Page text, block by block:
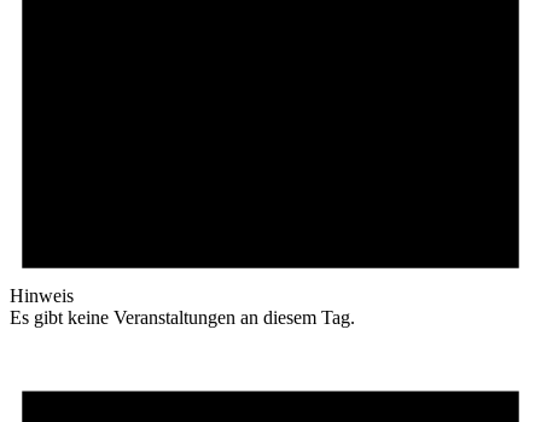
Hinweis
Es gibt keine Veranstaltungen an diesem Tag.